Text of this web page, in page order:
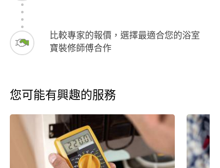
比較專家的報價，選擇最適合您的浴室
寶裝修師傅合作
您可能有興趣的服務